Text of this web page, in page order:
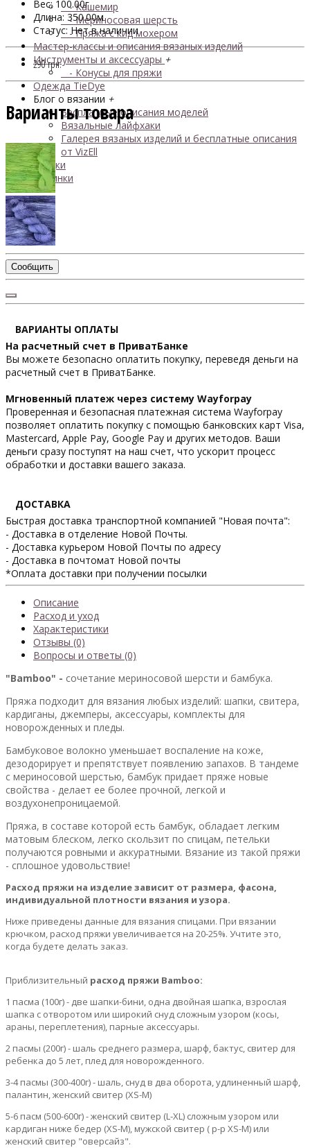
- Кашемир
- Мериносовая шерсть
- Пряжа с кид мохером
Мастер-классы и описания вязаных изделий
Инструменты и аксессуары +
- Конусы для пряжи
Одежда TieDye
Блог о вязании +
Бесплатные описания моделей
Вязальные лайфхаки
Галерея вязаных изделий и бесплатные описания
от VizEll
Скидки
Новинки
Вес: 100.00г
Длина: 350.00м
Статус: Нет в наличии
290 грн.
Варианты товара
Сообщить
ВАРИАНТЫ ОПЛАТЫ
На расчетный счет в ПриватБанке
Вы можете безопасно оплатить покупку, переведя деньги на
расчетный счет в ПриватБанке.
Мгновенный платеж через систему Wayforpay
Проверенная и безопасная платежная система Wayforpay
позволяет оплатить покупку с помощью банковских карт Visa,
Mastercard, Apple Pay, Google Pay и других методов. Ваши
деньги сразу поступят на наш счет, что ускорит процесс
обработки и доставки вашего заказа.
ДОСТАВКА
Быстрая доставка транспортной компанией "Новая почта":
- Доставка в отделение Новой Почты.
- Доставка курьером Новой Почты по адресу
- Доставка в почтомат Новой почты
*Оплата доставки при получении посылки
Описание
Расход и уход
Характеристики
Отзывы (0)
Вопросы и ответы (0)
"Bamboo" - сочетание мериносовой шерсти и бамбука.
Пряжа подходит для вязания любых изделий: шапки, свитера,
кардиганы, джемперы, аксессуары, комплекты для
новорожденных и пледы.
Бамбуковое волокно уменьшает воспаление на коже,
дезодорирует и препятствует появлению запахов. В тандеме
с мериносовой шерстью, бамбук придает пряже новые
свойства - делает ее более прочной, легкой и
воздухонепроницаемой.
Пряжа, в составе которой есть бамбук, обладает легким
матовым блеском, легко скользит по спицам, петельки
получаются ровными и аккуратными. Вязание из такой пряжи
- сплошное удовольствие!
Расход пряжи на изделие зависит от размера, фасона,
индивидуальной плотности вязания и узора.
Ниже приведены данные для вязания спицами. При вязании
крючком, расход пряжи увеличивается на 20-25%. Учтите это,
когда будете делать заказ.
Приблизительный расход пряжи Bamboo:
1 пасма (100г) - две шапки-бини, одна двойная шапка, взрослая
шапка с отворотом или широкий снуд сложным узором (косы,
араны, переплетения), парные аксессуары.
2 пасмы (200г) - шаль среднего размера, шарф, бактус, свитер для
ребенка до 5 лет, плед для новорожденного.
3-4 пасмы (300-400г) - шаль, снуд в два оборота, удлиненный шарф,
палантин, женский свитер (XS-M)
5-6 пасм (500-600г) - женский свитер (L-XL) сложным узором или
кардиган ниже бедер (XS-M), мужской свитер ( р-р XS-M) или
женский свитер "оверсайз".